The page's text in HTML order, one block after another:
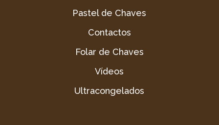
Pastel de Chaves
Contactos
Folar de Chaves
Vídeos
Ultracongelados